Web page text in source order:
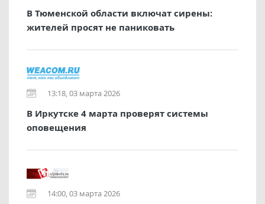
В Тюменской области включат сирены:
жителей просят не паниковать
13:18, 03 марта 2026
В Иркутске 4 марта проверят системы
оповещения
14:00, 03 марта 2026